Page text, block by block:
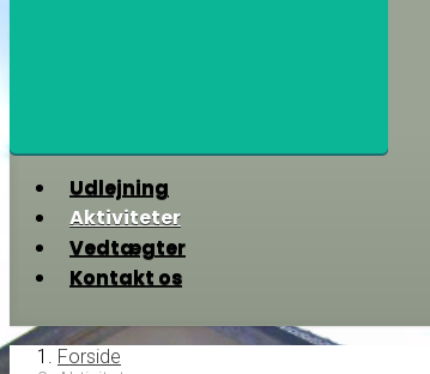
Udlejning
Aktiviteter
Vedtægter
Kontakt os
Forside